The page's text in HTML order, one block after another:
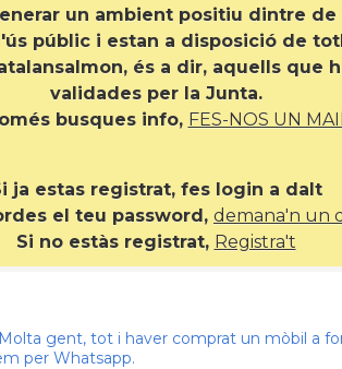
un ambient positiu dintre
públic i estan a disposició de
és a dir, aquells que
validades per la Junta.
busques info, FES-NOS UN
ja estas registrat, fes login a dalt
el teu password, demana'n un
Si no estàs registrat, Registra't
gent, tot i haver comprat un mòbil a
per Whatsapp.